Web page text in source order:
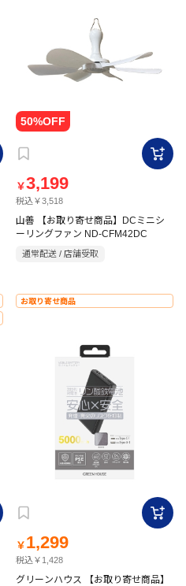
￥3,199
税込￥3,518
山善 【お取り寄せ商品】DCミニシ
ーリングファン ND-CFM42DC
通常配送 / 店舗受取
お取り寄せ商品
￥ 1,299
税込￥1,428
グリーンハウス 【お取り寄せ商品】